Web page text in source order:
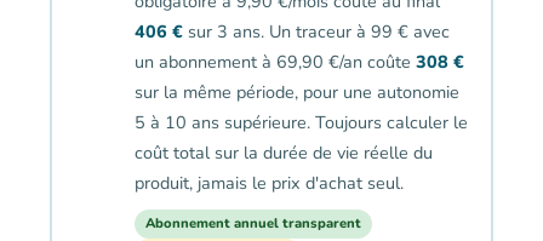
406 €sur 3 ans. Un traceur à 99 € avec
un abonnement à 69,90 €/an coûte 308 €
sur la même période, pour une autonomie
5 à 10 ans supérieure. Toujours calculer le
coût total sur la durée de vie réelle du
produit, jamais le prix d'achat seul.
Abonnement annuel transparent